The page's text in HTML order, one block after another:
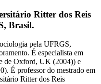
Ritter dos Reis
Brasil.
pela UFRGS,
É especialista em
de Oxford, UK (2004)) e
É professor do mestrado em
Ritter dos Reis